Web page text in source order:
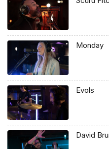
Monday
Evols
David